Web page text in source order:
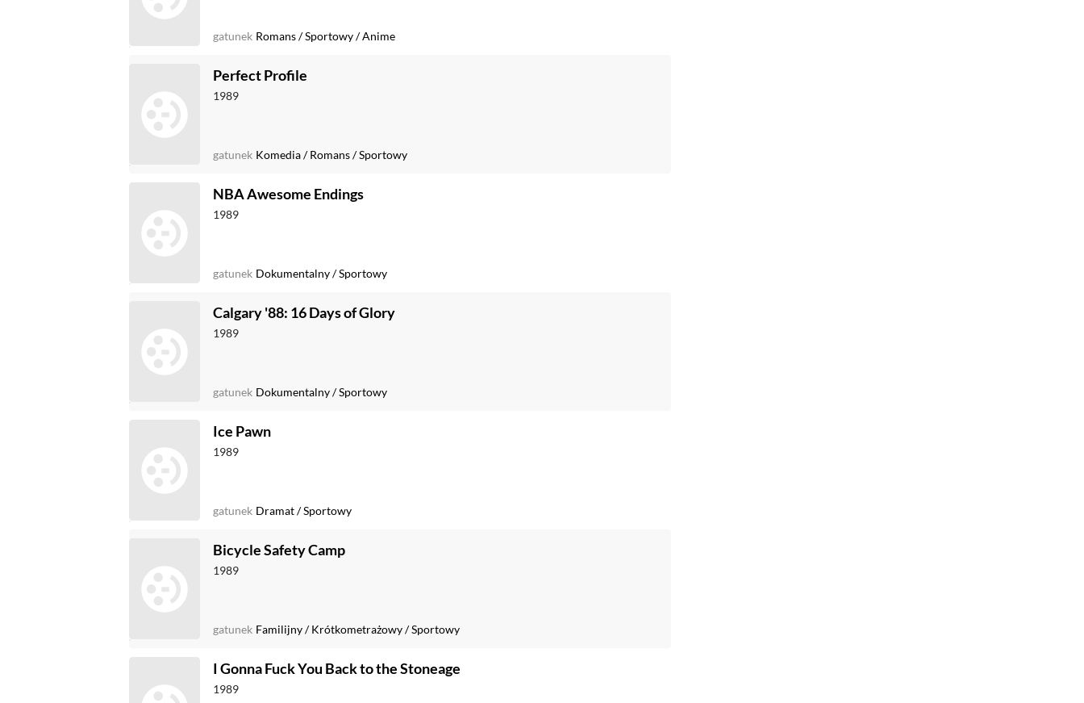
gatunek Romans/Sportowy/Anime
Perfect Profile
1989
gatunek Komedia/Romans/Sportowy
NBA Awesome Endings
1989
gatunek Dokumentalny/Sportowy
Calgary '88: 16 Days of Glory
1989
gatunek Dokumentalny/Sportowy
Ice Pawn
1989
gatunek Dramat/Sportowy
Bicycle Safety Camp
1989
gatunek Familijny/Krótkometrażowy/Sportowy
I Gonna Fuck You Back to the Stoneage
1989